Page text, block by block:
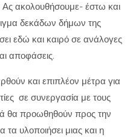
ακολουθήσουμε- έστω και
δεκάδων δήμων της
εδώ και καιρό σε ανάλογες
αποφάσεις.
και επιπλέον μέτρα για
σε συνεργασία με τους
θα προωθηθούν προς την
τα υλοποιήσει μιας και η